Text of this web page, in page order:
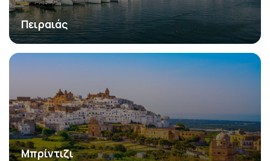
Πειραιάς
Μπρίντιζι